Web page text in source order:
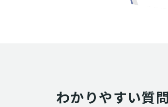
わかりやすい質